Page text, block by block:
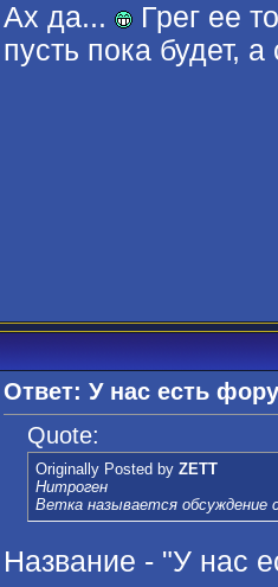
Ах да...
Грег ее
пусть пока будет,
Ответ: У нас есть
Quote:
Originally Posted by ZETT
Нитроген
Ветка называется обсуждение
Название - "У нас